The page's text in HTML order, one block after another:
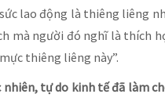
lao động là thiêng liêng
mà người đó nghĩ là thích
thiêng liêng này”.
tự do kinh tế đã làm